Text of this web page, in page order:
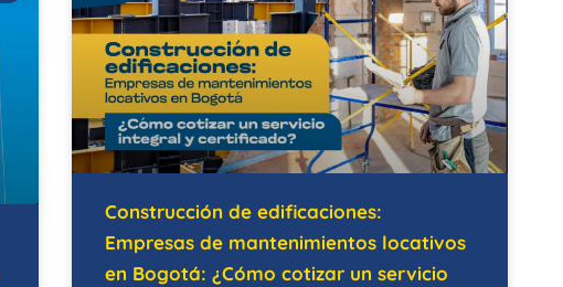
Construcción de edificaciones:
Empresas de mantenimientos locativos
en Bogotá: ¿Cómo cotizar un servicio